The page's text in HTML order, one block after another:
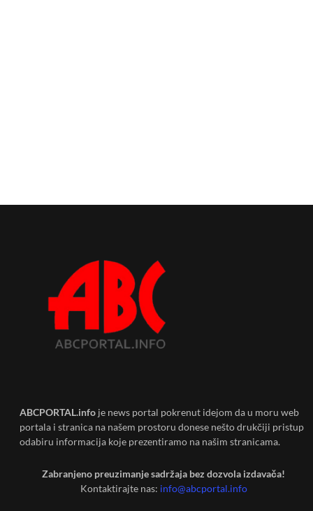
ABCPORTAL.info je news portal pokrenut idejom da u moru web
portala i stranica na našem prostoru donese nešto drukčiji pristup
odabiru informacija koje prezentiramo na našim stranicama.
Zabranjeno preuzimanje sadržaja bez dozvola izdavača!
Kontaktirajte nas: info@abcportal.info